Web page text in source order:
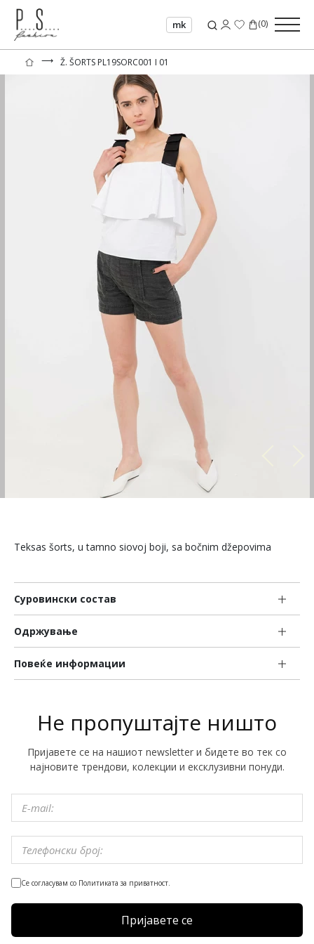
mk (0)
⟶ Ž. ŠORTS PL19SORC001 I 01
Teksas šorts, u tamno siovoj boji, sa bočnim džepovima
Суровински состав
Одржување
Повеќе информации
Не пропуштајте ништо
Пријавете се на нашиот newsletter и бидете во тек со
најновите трендови, колекции и ексклузивни понуди.
Се согласувам со Политиката за приватност.
Пријавете се